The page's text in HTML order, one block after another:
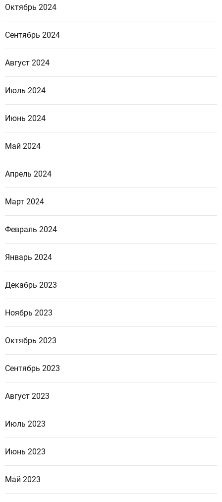
Октябрь 2024
Сентябрь 2024
Август 2024
Июль 2024
Июнь 2024
Май 2024
Апрель 2024
Март 2024
Февраль 2024
Январь 2024
Декабрь 2023
Ноябрь 2023
Октябрь 2023
Сентябрь 2023
Август 2023
Июль 2023
Июнь 2023
Май 2023